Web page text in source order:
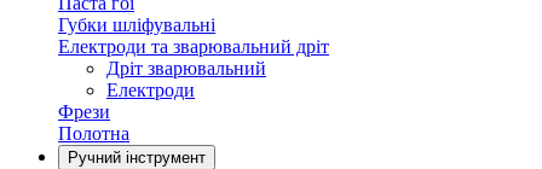
Губки шліфувальні
Електроди та зварювальний дріт
Дріт зварювальний
Електроди
Фрези
Полотна
Ручний інструмент